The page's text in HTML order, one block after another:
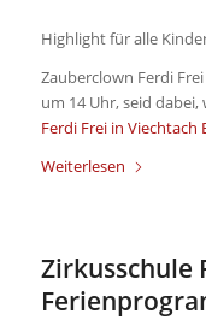
Highlight für alle
Zauberclown Ferdi
um 14 Uhr, seid
Ferdi Frei in Viechtach
Weiterlesen
Zirkusschule